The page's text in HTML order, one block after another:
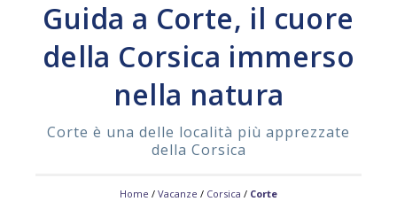
Guida a Corte, il cuore
della Corsica immerso
nella natura
Corte è una delle località più apprezzate
della Corsica
Home / Vacanze / Corsica / Corte